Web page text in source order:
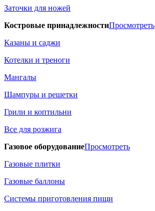
Заточки для ножей
Костровые принадлежностиПросмотреть
Казаны и саджи
Котелки и треноги
Мангалы
Шампуры и решетки
Грили и коптильни
Все для розжига
Газовое оборудованиеПросмотреть
Газовые плитки
Газовые баллоны
Системы приготовления пищи